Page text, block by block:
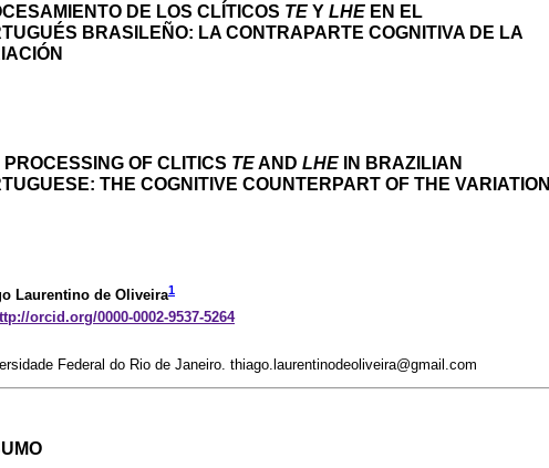
DE LOS CLÍTICOS TE Y LHE EN EL
BRASILEÑO: LA CONTRAPARTE COGNITIVA DE LA
PROCESSING OF CLITICS TEAND LHE IN BRAZILIAN
THE COGNITIVE COUNTERPART OF THE VARIATION
Laurentino de Oliveira1
orcid.org/0000-0002-9537-5264
Federal do Rio de Janeiro. thiago.laurentinodeoliveira@gmail.com